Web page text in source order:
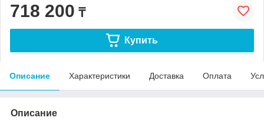
718 200 ₸
Купить
Описание Характеристики Доставка Оплата
Описание